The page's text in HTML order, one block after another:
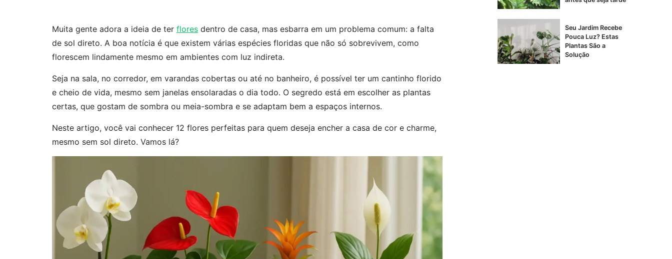
Muita gente adora a ideia de ter flores dentro de casa, mas esbarra em um problema comum: a falta
de sol direto. A boa notícia é que existem várias espécies floridas que não só sobrevivem, como
florescem lindamente mesmo em ambientes com luz indireta.
Seja na sala, no corredor, em varandas cobertas ou até no banheiro, é possível ter um cantinho florido
e cheio de vida, mesmo sem janelas ensolaradas o dia todo. O segredo está em escolher as plantas
certas, que gostam de sombra ou meia-sombra e se adaptam bem a espaços internos.
Neste artigo, você vai conhecer 12 flores perfeitas para quem deseja encher a casa de cor e charme,
mesmo sem sol direto. Vamos lá?
Seu Jardim Recebe
Pouca Luz? Estas
Plantas São a
Solução